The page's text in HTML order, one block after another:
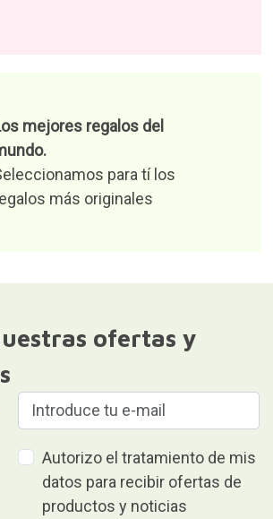
mejores regalos del
para tí los
más originales
ofertas y
Autorizo el tratamiento de mis
datos para recibir ofertas de
productos y noticias